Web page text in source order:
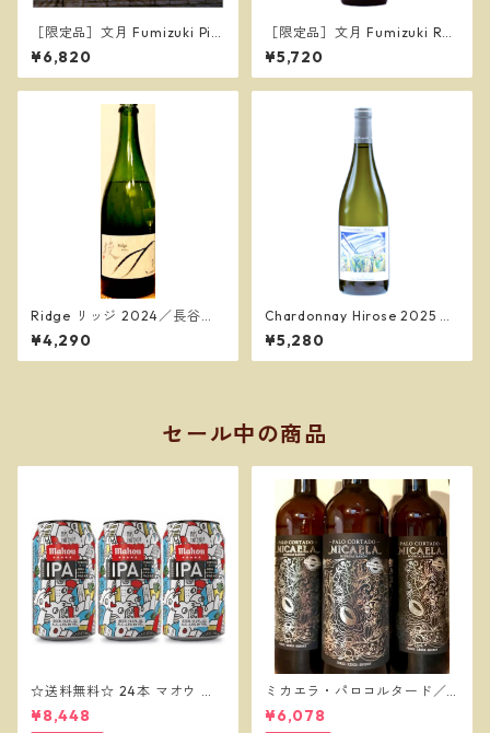
［限定品］文月 Fumizuki Pin
ot Bianco 2025／ドゥエ プン
ティ ヴィンヤーズ
¥6,820
［限定品］文月 Fumizuki Ros
so 2025／ドゥエ プンティ ヴ
ィンヤーズ
¥5,720
Ridge リッジ 2024／長谷川
ヴィンヤード
¥4,290
Chardonnay Hirose 2025 シ
ャルドネ ヒロセ 2025／ドゥ
エ プンティ ヴィンヤーズ
¥5,280
セール中の商品
☆送料無料☆ 24本 マオウ セ
ッションIPA 330缶 MAHOU
IPA
¥8,448
ミカエラ・パロコルタード／
ボデガスバロン
¥6,078